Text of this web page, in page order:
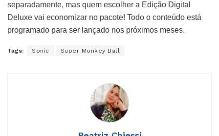
separadamente, mas quem escolher a Edição Digital
Deluxe vai economizar no pacote! Todo o conteúdo está
programado para ser lançado nos próximos meses.
Tags: Sonic Super Monkey Ball